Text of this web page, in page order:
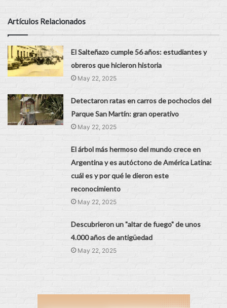
Artículos Relacionados
El Salteñazo cumple 56 años: estudiantes y
obreros que hicieron historia
May 22, 2025
Detectaron ratas en carros de pochoclos del
Parque San Martín: gran operativo
May 22, 2025
El árbol más hermoso del mundo crece en
Argentina y es autóctono de América Latina:
cuál es y por qué le dieron este
reconocimiento
May 22, 2025
Descubrieron un "altar de fuego" de unos
4.000 años de antigüedad
May 22, 2025